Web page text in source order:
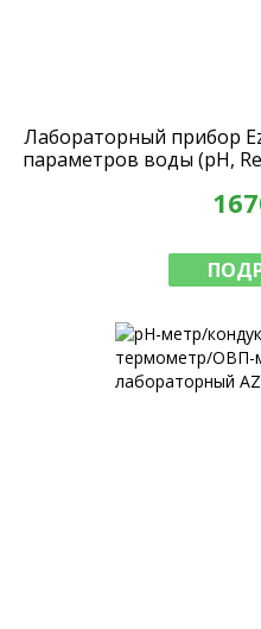
Лабораторный прибор
параметров воды (рН,